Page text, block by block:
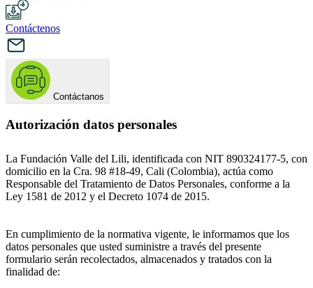
Contáctenos
Contáctanos
Autorización datos personales
La Fundación Valle del Lili, identificada con NIT 890324177-5, con
domicilio en la Cra. 98 #18-49, Cali (Colombia), actúa como
Responsable del Tratamiento de Datos Personales, conforme a la
Ley 1581 de 2012 y el Decreto 1074 de 2015.
En cumplimiento de la normativa vigente, le informamos que los
datos personales que usted suministre a través del presente
formulario serán recolectados, almacenados y tratados con la
finalidad de: